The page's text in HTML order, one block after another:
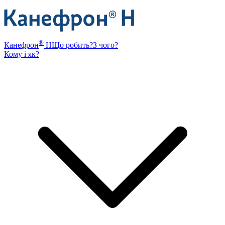
Канефрон® НЩо робить?З чого?
Кому і як?